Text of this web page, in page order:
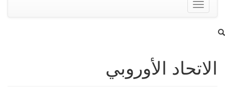
Toggle
navigation
الاتحاد الأوروبي